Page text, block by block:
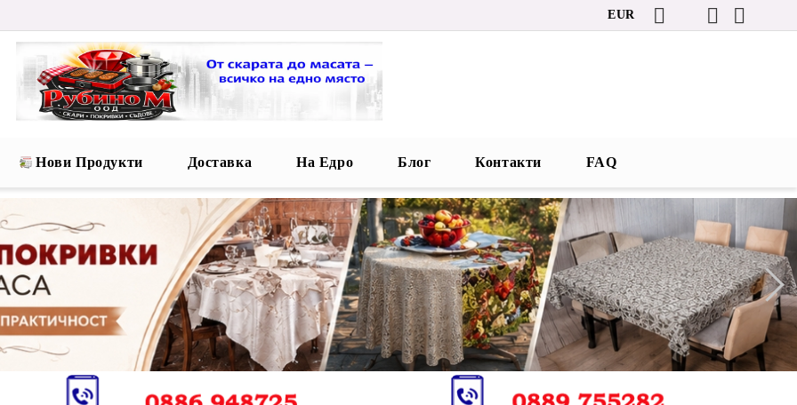
EUR
Нови Продукти Доставка На Едро Блог Контакти FAQ